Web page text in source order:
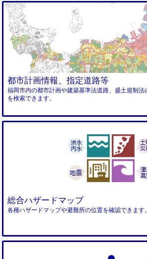
都市計画情報、指定道路等
福岡市内の都市計画や建築基準法道路、盛土規制法
を検索できます。
総合ハザードマップ
各種ハザードマップや避難所の位置を確認できます。